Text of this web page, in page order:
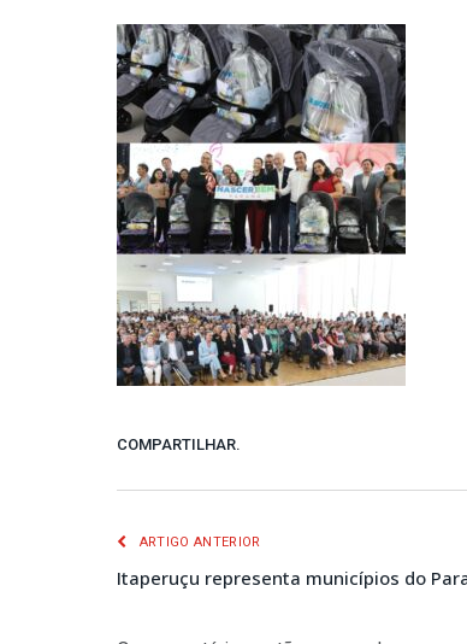
COMPARTILHAR.
ARTIGO ANTERIOR
Itaperuçu representa municípios do